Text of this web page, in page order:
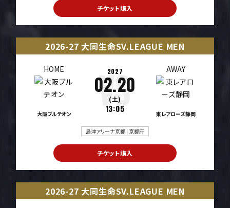
チケット購入
2026-27 大同生命SV.LEAGUE MEN
HOME
大阪ブルテオン
2027
02.20
(土)
13:05
AWAY
東レアローズ静岡
島津アリーナ京都 | 京都府
チケット購入
2026-27 大同生命SV.LEAGUE MEN